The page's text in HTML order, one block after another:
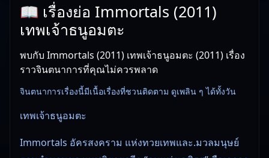
📖 เรื่องย่อ Immortals (2011)
เทพเจ้าธนูอมตะ
พบกับ Immortals (2011) เทพเจ้าธนูอมตะ (2011) เรื่อง
ราวจินตนาการที่คุณไม่ควรพลาด
จินตนาการเรื่องนี้มีเนื้อเรื่องที่ชวนติดตาม ดูเพลิน ๆ ได้ทั้งวัน
เทพเจ้าธนูอมตะ
Immortals อัครสงคราม แห่งทวยเทพและ.มวลมนุษย์